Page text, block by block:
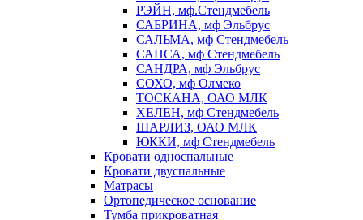
РЭЙН, мф.Стендмебель
САБРИНА, мф Эльбрус
САЛЬМА, мф Стендмебель
САНСА, мф Стендмебель
САНДРА, мф Эльбрус
СОХО, мф Олмеко
ТОСКАНА, ОАО МЛК
ХЕЛЕН, мф Стендмебель
ШАРЛИЗ, ОАО МЛК
ЮККИ, мф Стендмебель
Кровати односпальные
Кровати двуспальные
Матрасы
Ортопедическое основание
Тумба прикроватная